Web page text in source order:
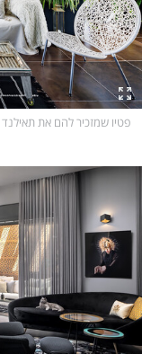
English Edition
מגזין N12
תרבות
LifeStyle
פלילי
חינוך
צרכנות
עיצוב ונדל''ן
פטיו שמזכיר להם את תאילנד